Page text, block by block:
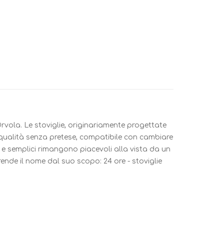
Le stoviglie, originariamente progettate
senza pretese, compatibile con cambiare
semplici rimangono piacevoli alla vista da un
il nome dal suo scopo: 24 ore - stoviglie